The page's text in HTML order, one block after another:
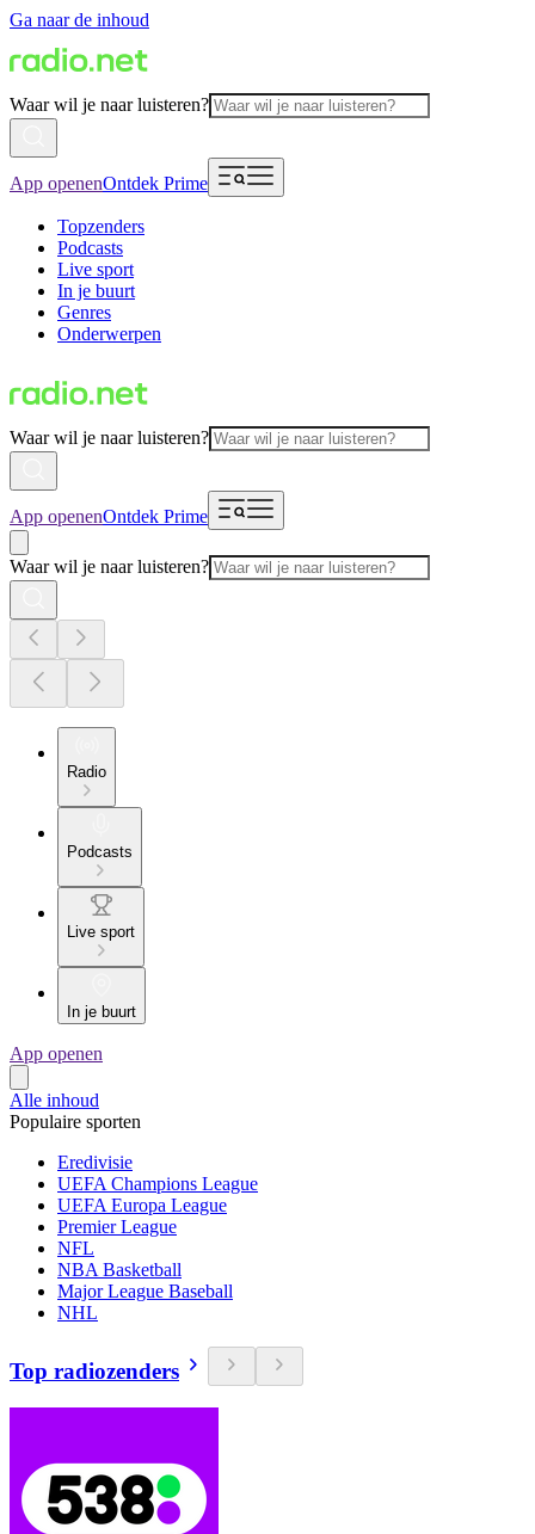
Ga naar de inhoud
Waar wil je naar luisteren?
App openenOntdek Prime
Topzenders
Podcasts
Live sport
In je buurt
Genres
Onderwerpen
Waar wil je naar luisteren?
App openenOntdek Prime
Waar wil je naar luisteren?
Radio
Podcasts
Live sport
In je buurt
App openen
Alle inhoud
Populaire sporten
Eredivisie
UEFA Champions League
UEFA Europa League
Premier League
NFL
NBA Basketball
Major League Baseball
NHL
Top radiozenders